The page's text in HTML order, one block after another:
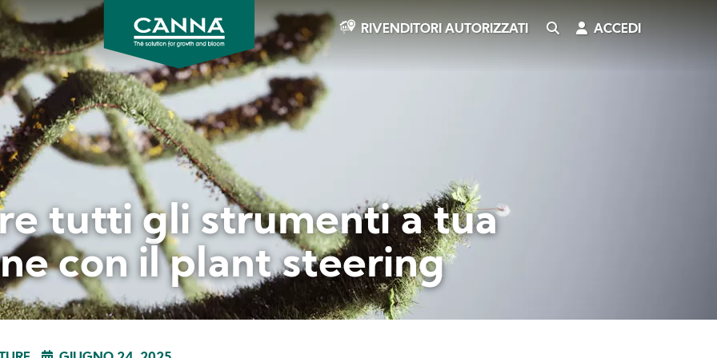
CANNA
Italia
RIVENDITORI AUTORIZZATI CERCAACCEDI
tutti gli strumenti a tua
con il plant steering